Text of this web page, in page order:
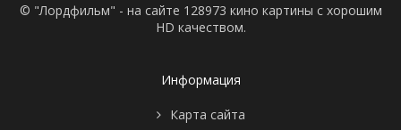
© "Лордфильм" - на сайте 128973 кино картины с хорошим
HD качеством.
Информация
Карта сайта